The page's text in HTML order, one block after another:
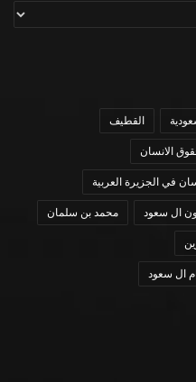
القطيف
الانسان
في الجزيرة العربية
ال سعود محمد بن سلمان
ال سعود